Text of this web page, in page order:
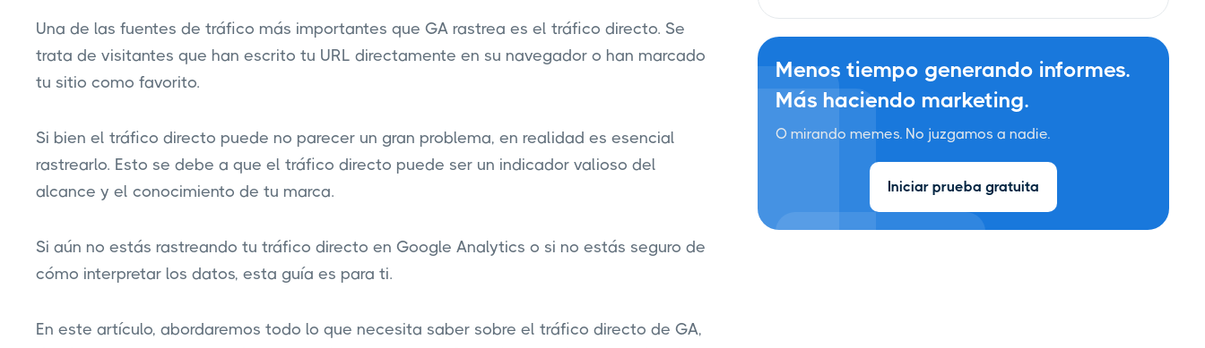
Una de las fuentes de tráfico más importantes que GA rastrea es el tráfico directo. Se
trata de visitantes que han escrito tu URL directamente en su navegador o han marcado
tu sitio como favorito.
Si bien el tráfico directo puede no parecer un gran problema, en realidad es esencial
rastrearlo. Esto se debe a que el tráfico directo puede ser un indicador valioso del
alcance y el conocimiento de tu marca.
Si aún no estás rastreando tu tráfico directo en Google Analytics o si no estás seguro de
cómo interpretar los datos, esta guía es para ti.
En este artículo, abordaremos todo lo que necesita saber sobre el tráfico directo de GA,
Menos tiempo generando informes.
Más haciendo marketing.
O mirando memes. No juzgamos a nadie.
Iniciar prueba gratuita